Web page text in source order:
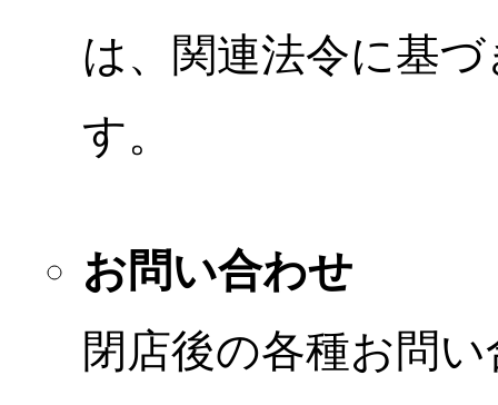
は、関連法令に基
す。
お問い合わせ
閉店後の各種お問